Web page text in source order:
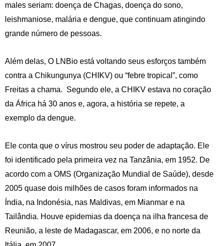
males seriam: doença de Chagas, doença do sono,
leishmaniose, malária e dengue, que continuam atingindo
grande número de pessoas.
Além delas, O LNBio está voltando seus esforços também
contra a Chikungunya (CHIKV) ou “febre tropical”, como
Freitas a chama. Segundo ele, a CHIKV estava no coração
da África há 30 anos e, agora, a história se repete, a
exemplo da dengue.
Ele conta que o vírus mostrou seu poder de adaptação. Ele
foi identificado pela primeira vez na Tanzânia, em 1952. De
acordo com a OMS (Organização Mundial de Saúde), desde
2005 quase dois milhões de casos foram informados na
Índia, na Indonésia, nas Maldivas, em Mianmar e na
Tailândia. Houve epidemias da doença na ilha francesa de
Reunião, a leste de Madagascar, em 2006, e no norte da